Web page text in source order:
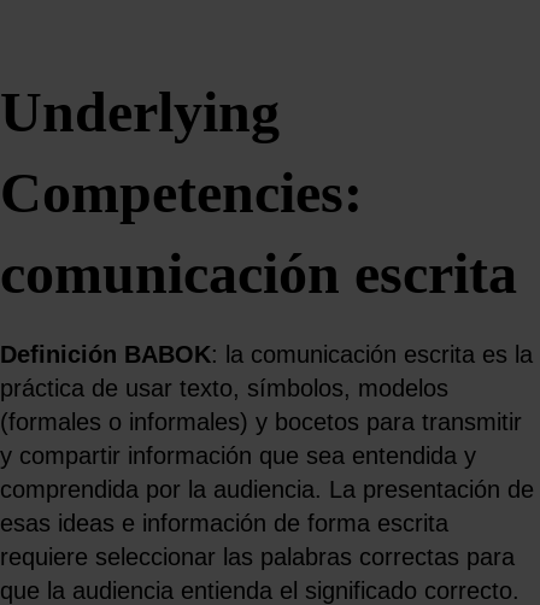
Underlying
Competencies:
comunicación escrita
Definición BABOK: la comunicación escrita es la
práctica de usar texto, símbolos, modelos
(formales o informales) y bocetos para transmitir
y compartir información que sea entendida y
comprendida por la audiencia. La presentación de
esas ideas e información de forma escrita
requiere seleccionar las palabras correctas para
que la audiencia entienda el significado correcto.